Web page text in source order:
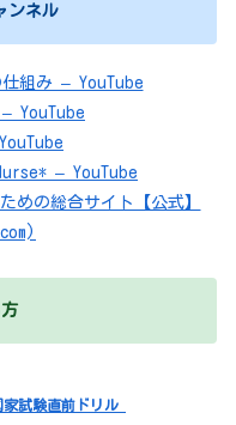
ンネル
組み – YouTube
– YouTube
– YouTube
の総合サイト【公式】
試験直前ドリル